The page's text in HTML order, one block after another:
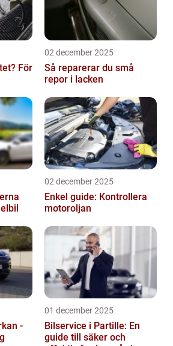
För
02 december 2025
Så reparerar du små
repor i lacken
02 december 2025
Enkel guide: Kontrollera
motoroljan
-
01 december 2025
Bilservice i Partille: En
guide till säker och